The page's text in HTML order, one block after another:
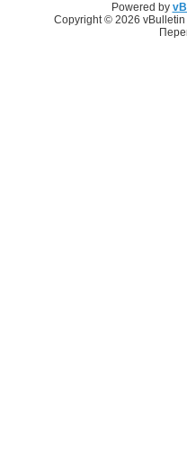
Powered by
Copyright © 2026